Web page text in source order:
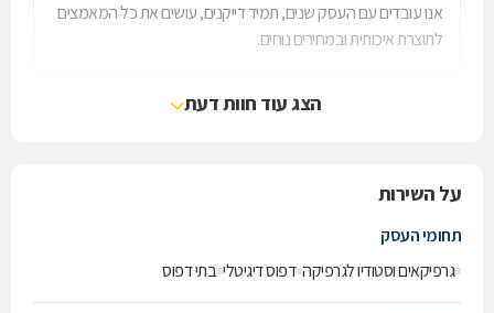
אנו עובדים עם העסק שנים, תמיד דייקנים, עושים את כל המאמצים
לתוצרת איכותית ובמחירים נוחים.
הצג עוד חוות דעת
על השירות
תחומי העסק
גרפיקאים וסטודיו לגרפיקה דפוס דיגיטלי בתי דפוס